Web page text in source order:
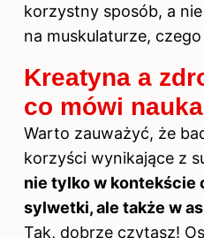
korzystny sposób, a
na muskulaturze,
Kreatyna a
co mówi
Warto zauważyć, że
korzyści wynikające z
nie tylko w kontekście
sylwetki, ale także w
Tak, dobrze czytasz!